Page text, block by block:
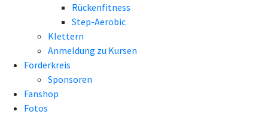
Rückenfitness
Step-Aerobic
Klettern
Anmeldung zu Kursen
Förderkreis
Sponsoren
Fanshop
Fotos